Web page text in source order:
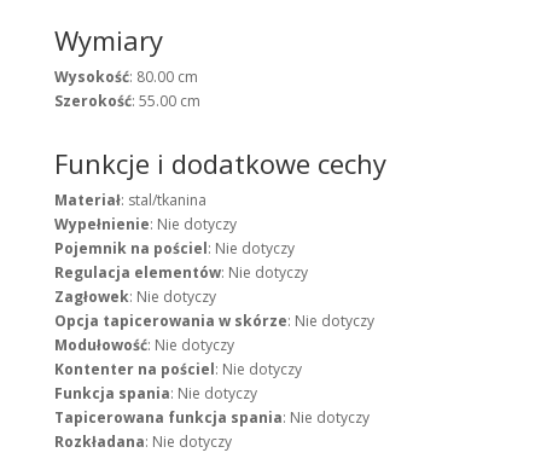
Wymiary
Wysokość: 80.00 cm
Szerokość: 55.00 cm
Funkcje i dodatkowe cechy
Materiał: stal/tkanina
Wypełnienie: Nie dotyczy
Pojemnik na pościel: Nie dotyczy
Regulacja elementów: Nie dotyczy
Zagłowek: Nie dotyczy
Opcja tapicerowania w skórze: Nie dotyczy
Modułowość: Nie dotyczy
Kontenter na pościel: Nie dotyczy
Funkcja spania: Nie dotyczy
Tapicerowana funkcja spania: Nie dotyczy
Rozkładana: Nie dotyczy